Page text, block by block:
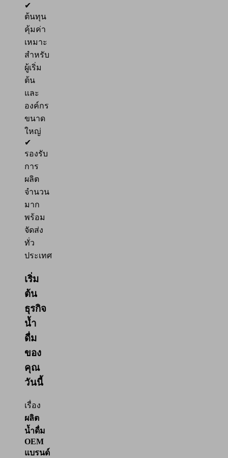
✔
ต้นทุน
คุ้มค่า
เหมาะ
สำหรับ
ผู้เริ่ม
ต้น
และ
องค์กร
ขนาด
ใหญ่
✔
รองรับ
การ
ผลิต
จำนวน
มาก
พร้อม
จัดส่ง
ทั่ว
ประเทศ
เริ่ม
ต้น
ธุรกิจ
น้ำ
ดื่ม
ของ
คุณ
วันนี้
เรื่อง
ผลิต
น้ำดื่ม
OEM
แบรนด์